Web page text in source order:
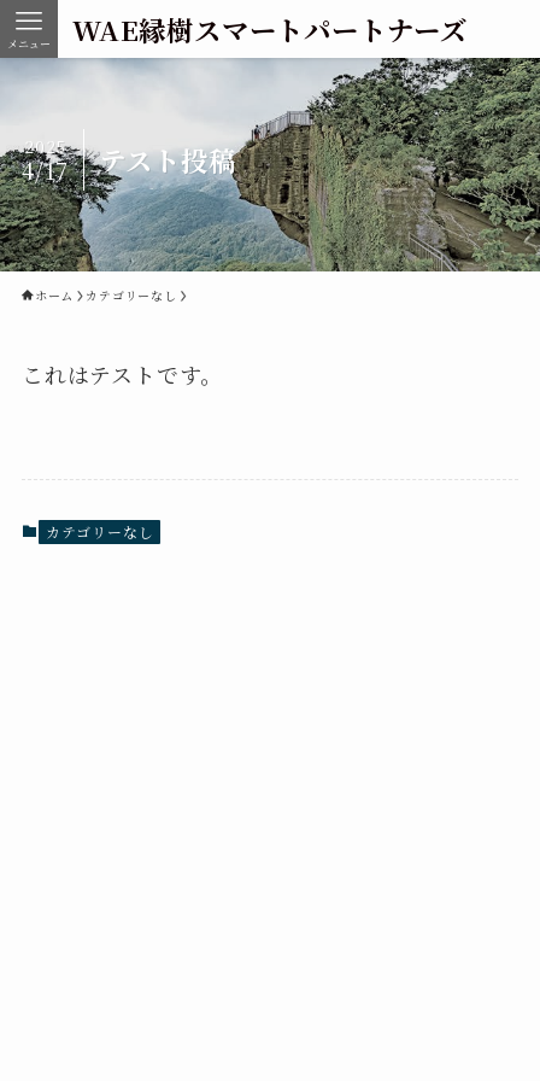
WAE縁樹スマートパートナーズ
メニュー
テスト投稿
2025
4/17
ホーム カテゴリーなし
これはテストです。
カテゴリーなし